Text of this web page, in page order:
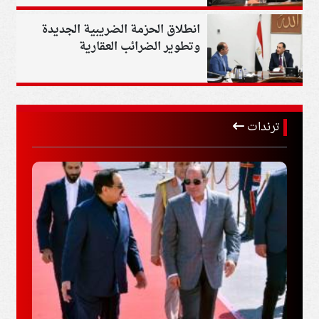
انطلاق الحزمة الضريبية الجديدة
وتطوير الضرائب العقارية
ترندات